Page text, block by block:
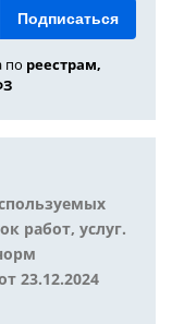
Подписаться
по реестрам,
работ, услуг.
23.12.2024